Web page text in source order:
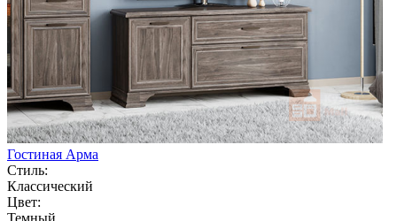
Гостиная Арма
Стиль:
Классический
Цвет:
Темный